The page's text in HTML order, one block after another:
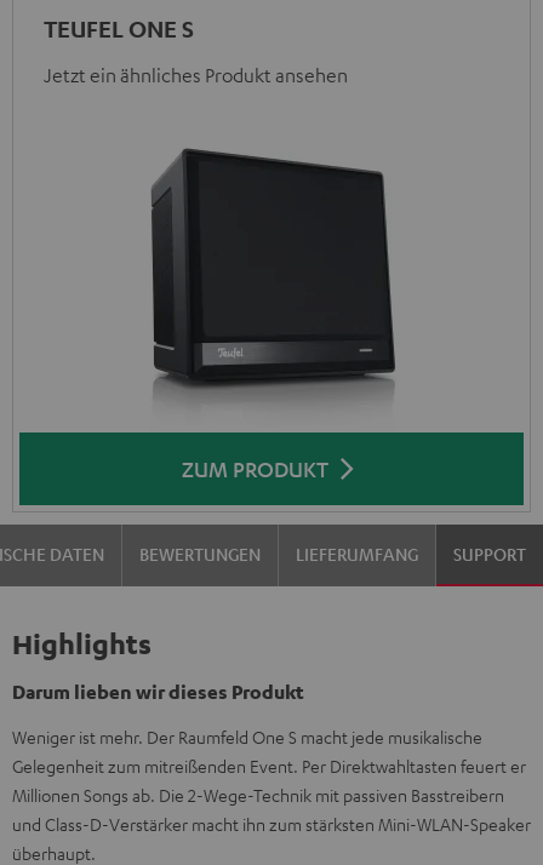
TEUFEL ONE S
Jetzt ein ähnliches Produkt ansehen
ZUM PRODUKT
DATEN BEWERTUNGEN LIEFERUMFANG SUPPORT
Highlights
Darum lieben wir dieses Produkt
Weniger ist mehr. Der Raumfeld One S macht jede musikalische
Gelegenheit zum mitreißenden Event. Per Direktwahltasten feuert er
Millionen Songs ab. Die 2-Wege-Technik mit passiven Basstreibern
und Class-D-Verstärker macht ihn zum stärksten Mini-WLAN-Speaker
überhaupt.